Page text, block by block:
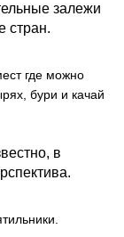
залежи
стран.
где можно
бури и качай
в